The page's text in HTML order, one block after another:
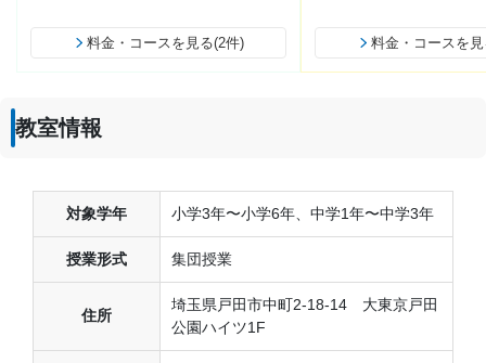
料金・コースを見る(2件) 料金・コースを
教室情報
対象学年 小学3年〜小学6年、中学1年〜中学3年
授業形式 集団授業
住所
埼玉県戸田市中町2-18-14 大東京戸田
公園ハイツ1F